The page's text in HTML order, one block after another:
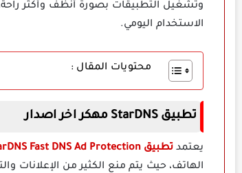
وتشغيل التطبيقات بصورة أنظف وأكثر
الاستخدام اليومي.
محتويات المقال :
تطبيق StarDNS مهكر اخر اصدار
يعتمد تطبيق StarDNS Fast DNS Ad Protection مهكر
الهاتف، حيث يتم منع الكثير من